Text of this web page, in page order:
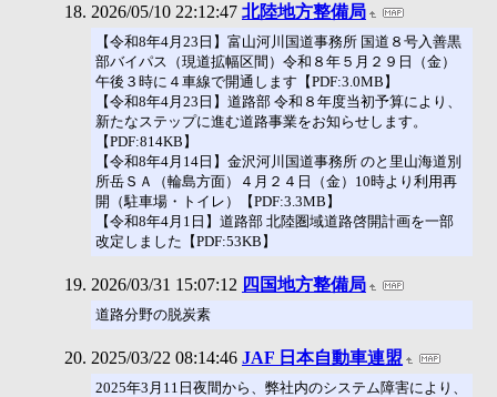
2026/05/10 22:12:47 北陸地方整備局
【令和8年4月23日】富山河川国道事務所 国道８号入善黒
部バイパス（現道拡幅区間）令和８年５月２９日（金）
午後３時に４車線で開通します【PDF:3.0MB】
【令和8年4月23日】道路部 令和８年度当初予算により、
新たなステップに進む道路事業をお知らせします。
【PDF:814KB】
【令和8年4月14日】金沢河川国道事務所 のと里山海道別
所岳ＳＡ（輪島方面）４月２４日（金）10時より利用再
開（駐車場・トイレ）【PDF:3.3MB】
【令和8年4月1日】道路部 北陸圏域道路啓開計画を一部
改定しました【PDF:53KB】
2026/03/31 15:07:12 四国地方整備局
道路分野の脱炭素
2025/03/22 08:14:46 JAF 日本自動車連盟
2025年3月11日夜間から、弊社内のシステム障害により、